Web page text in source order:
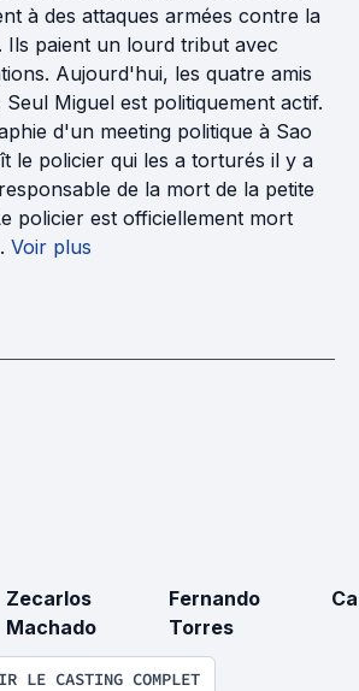
à des attaques armées contre la
Ils paient un lourd tribut avec
Aujourd'hui, les quatre amis
Miguel est politiquement actif.
d'un meeting politique à Sao
le policier qui les a torturés il y a
de la mort de la petite
policier est officiellement mort
Voir plus
Zecarlos
Machado
Fernando
Torres
LE CASTING COMPLET